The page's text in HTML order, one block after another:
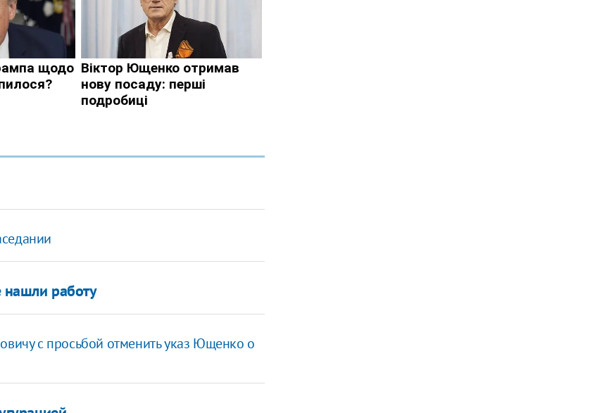
нашли работу
с просьбой отменить указ Ющенко о